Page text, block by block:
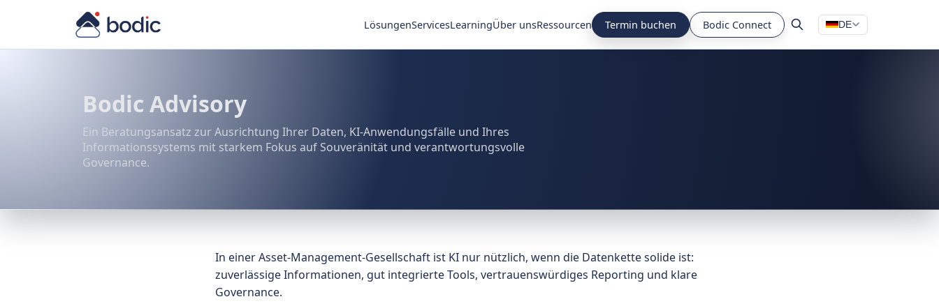
LösungenServicesLearningÜber unsRessourcen Termin buchen Bodic Connect DE
Bodic Advisory
Ein Beratungsansatz zur Ausrichtung Ihrer Daten, KI-Anwendungsfälle und Ihres
Informationssystems mit starkem Fokus auf Souveränität und verantwortungsvolle
Governance.
In einer Asset-Management-Gesellschaft ist KI nur nützlich, wenn die Datenkette solide ist:
zuverlässige Informationen, gut integrierte Tools, vertrauenswürdiges Reporting und klare
Governance.